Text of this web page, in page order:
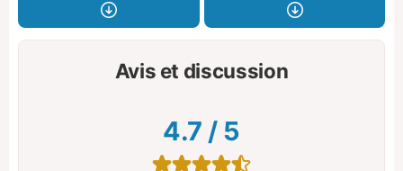
Avis et discussion
4.7 / 5